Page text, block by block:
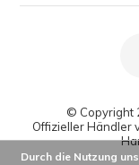
© Copyright
Offizieller Händler
Durch die Nutzung